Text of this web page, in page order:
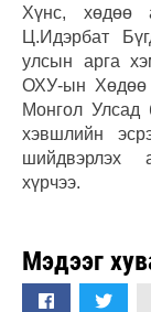
Хүнс, хөдөө
Ц.Идэрбат
улсын арга
ОХУ-ын Хөдөө
Монгол Улсад
хэвшлийн
шийдвэрлэх
хүрчээ.
Мэдээг